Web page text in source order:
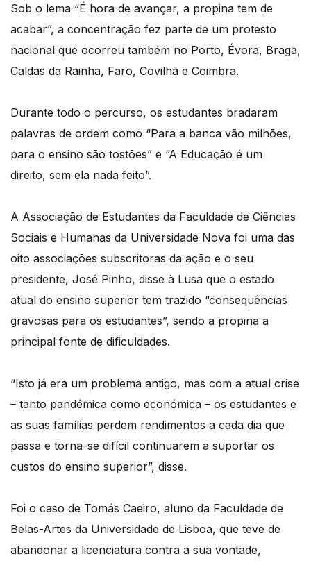
Sob o lema “É hora de avançar, a propina tem de
acabar”, a concentração fez parte de um protesto
nacional que ocorreu também no Porto, Évora, Braga,
Caldas da Rainha, Faro, Covilhã e Coimbra.
Durante todo o percurso, os estudantes bradaram
palavras de ordem como “Para a banca vão milhões,
para o ensino são tostões” e “A Educação é um
direito, sem ela nada feito”.
A Associação de Estudantes da Faculdade de Ciências
Sociais e Humanas da Universidade Nova foi uma das
oito associações subscritoras da ação e o seu
presidente, José Pinho, disse à Lusa que o estado
atual do ensino superior tem trazido “consequências
gravosas para os estudantes”, sendo a propina a
principal fonte de dificuldades.
“Isto já era um problema antigo, mas com a atual crise
– tanto pandémica como económica – os estudantes e
as suas famílias perdem rendimentos a cada dia que
passa e torna-se difícil continuarem a suportar os
custos do ensino superior”, disse.
Foi o caso de Tomás Caeiro, aluno da Faculdade de
Belas-Artes da Universidade de Lisboa, que teve de
abandonar a licenciatura contra a sua vontade,